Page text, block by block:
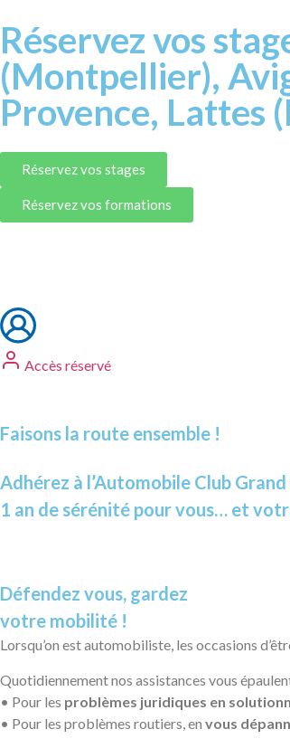
Réservez vos
(Montpellier),
Provence, Lattes
Réservez vos stages
Réservez vos formations
Accès réservé
Faisons la route ensemble !
Adhérez à l’Automobile Club Grand
1 an de sérénité pour vous… et
Défendez vous, gardez
votre mobilité !
Lorsqu’on est automobiliste, les occasions
Quotidiennement nos assistances vous
• Pour les problèmes juridiques en
• Pour les problèmes routiers, en vous